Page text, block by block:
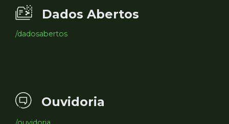
Dados Abertos
/dadosabertos
Ouvidoria